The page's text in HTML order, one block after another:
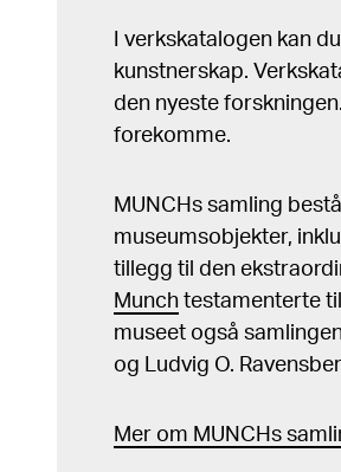
I verkskatalogen kan
kunstnerskap.
den nyeste
forekomme.
MUNCHs samling
museumsobjekter,
tillegg til den
Munch testamenterte
museet også
og Ludvig O.
Mer om MUNCHs